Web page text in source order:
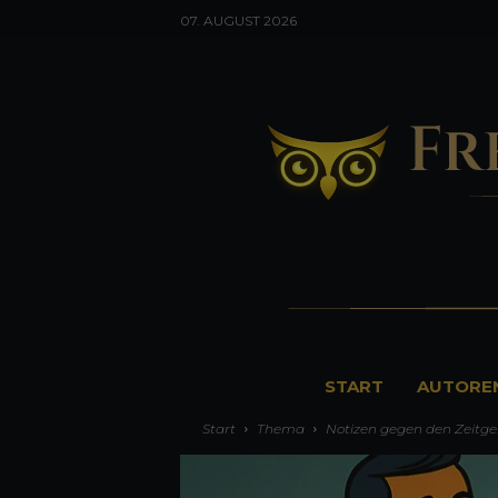
07. AUGUST 2026
START
Start Thema Notizen gegen den